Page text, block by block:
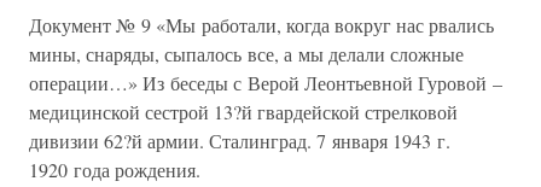
Документ № 9 «Мы работали, когда вокруг нас рвались
мины, снаряды, сыпалось все, а мы делали сложные
операции…» Из беседы с Верой Леонтьевной Гуровой –
медицинской сестрой 13?й гвардейской стрелковой
дивизии 62?й армии. Сталинград. 7 января 1943 г.
1920 года рождения.